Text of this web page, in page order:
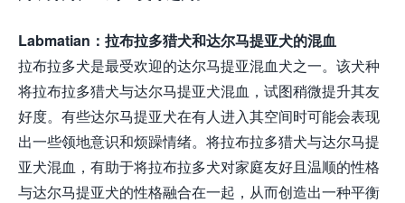
Labmatian：拉布拉多猎犬和达尔马提亚犬的混血
拉布拉多犬是最受欢迎的达尔马提亚混血犬之一。该犬种
将拉布拉多猎犬与达尔马提亚犬混血，试图稍微提升其友
好度。有些达尔马提亚犬在有人进入其空间时可能会表现
出一些领地意识和烦躁情绪。将拉布拉多猎犬与达尔马提
亚犬混血，有助于将拉布拉多犬对家庭友好且温顺的性格
与达尔马提亚犬的性格融合在一起，从而创造出一种平衡